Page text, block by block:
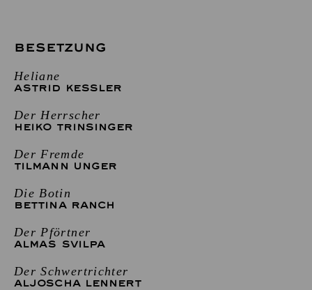
BESETZUNG
Heliane
ASTRID KESSLER
Der Herrscher
HEIKO TRINSINGER
Der Fremde
TILMANN UNGER
Die Botin
BETTINA RANCH
Der Pförtner
ALMAS SVILPA
Der Schwertrichter
ALJOSCHA LENNERT